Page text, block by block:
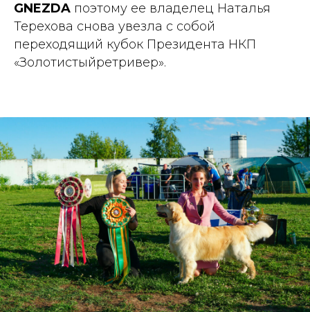
GNEZDA поэтому ее владелец Наталья
Терехова снова увезла с собой
переходящий кубок Президента НКП
«Золотистыйретривер».